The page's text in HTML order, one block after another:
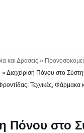
και Δράσεις »
»Διαχείριση Πόνου στο
Τεχνικές, Φάρμακα
Πόνου στο